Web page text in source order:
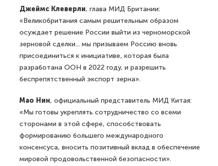
Джеймс Клеверли, глава МИД Британии:
«Великобритания самым решительным образом
осуждает решение России выйти из черноморской
зерновой сделки... мы призываем Россию вновь
присоединиться к инициативе, которая была
разработана ООН в 2022 году, и разрешить
беспрепятственный экспорт зерна».
Мао Нин, официальный представитель МИД Китая:
«Мы готовы укреплять сотрудничество со всеми
сторонами в этой сфере, способствовать
формированию большего международного
консенсуса, вносить позитивный вклад в обеспечение
мировой продовольственной безопасности».